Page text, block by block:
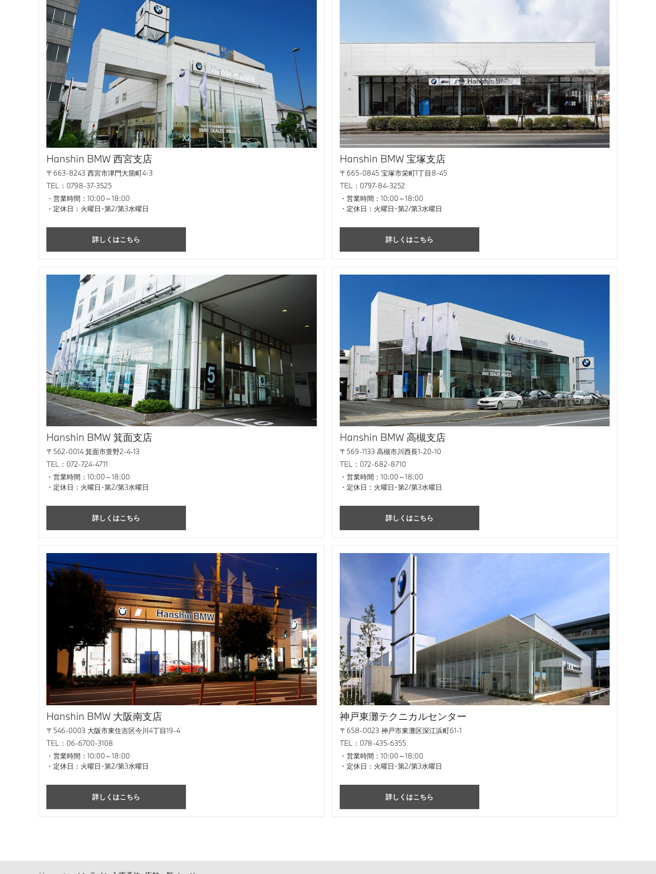
Hanshin BMW 西宮支店
〒663-8243 西宮市津門大箇町4-3
TEL：0798-37-3525
営業時間：10:00～18:00
定休日：火曜日･第2/第3水曜日
詳しくはこちら
Hanshin BMW 宝塚支店
〒665-0845 宝塚市栄町1丁目8-45
TEL：0797-84-3252
営業時間：10:00～18:00
定休日：火曜日･第2/第3水曜日
詳しくはこちら
Hanshin BMW 箕面支店
〒562-0014 箕面市萱野2-4-13
TEL：072-724-4711
営業時間：10:00～18:00
定休日：火曜日･第2/第3水曜日
詳しくはこちら
Hanshin BMW 高槻支店
〒569-1133 高槻市川西長1-20-10
TEL：072-682-8710
営業時間：10:00～18:00
定休日：火曜日･第2/第3水曜日
詳しくはこちら
Hanshin BMW 大阪南支店
〒546-0003 大阪市東住吉区今川4丁目19-4
TEL：06-6700-3108
営業時間：10:00～18:00
定休日：火曜日･第2/第3水曜日
詳しくはこちら
神戸東灘テクニカルセンター
〒658-0023 神戸市東灘区深江浜町61-1
TEL：078-435-6355
営業時間：10:00～18:00
定休日：火曜日･第2/第3水曜日
詳しくはこちら